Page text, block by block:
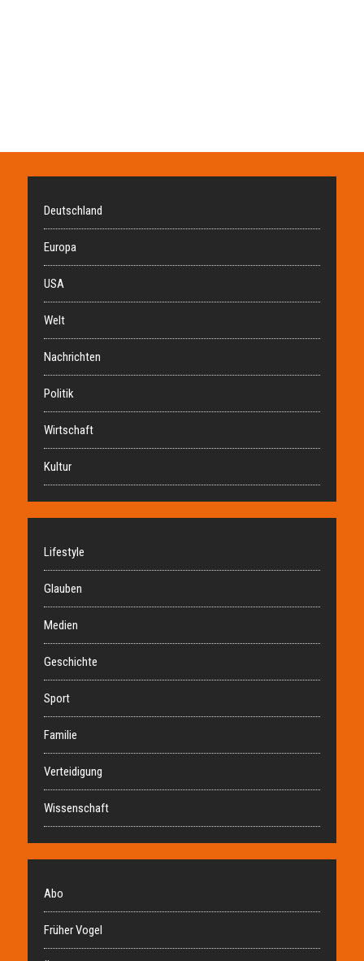
Deutschland
Europa
USA
Welt
Nachrichten
Politik
Wirtschaft
Kultur
Lifestyle
Glauben
Medien
Geschichte
Sport
Familie
Verteidigung
Wissenschaft
Abo
Früher Vogel